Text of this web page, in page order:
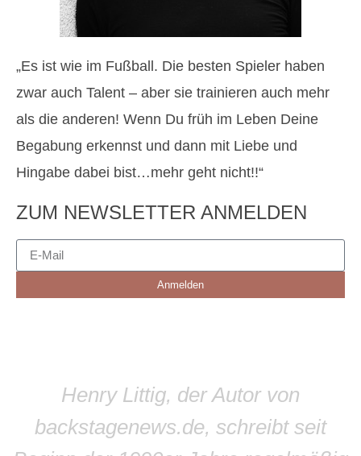
„Es ist wie im Fußball. Die besten Spieler haben
zwar auch Talent – aber sie trainieren auch mehr
als die anderen! Wenn Du früh im Leben Deine
Begabung erkennst und dann mit Liebe und
Hingabe dabei bist…mehr geht nicht!!“
ZUM NEWSLETTER ANMELDEN
Anmelden
Henry Littig, der Autor von
backstagenews.de, schreibt seit